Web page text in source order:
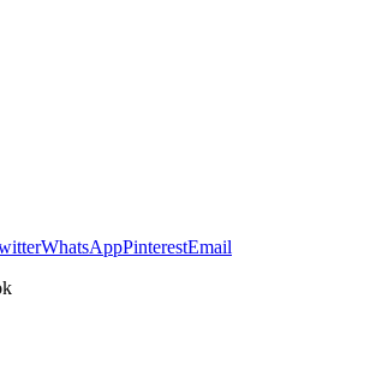
WhatsAppPinterestEmail